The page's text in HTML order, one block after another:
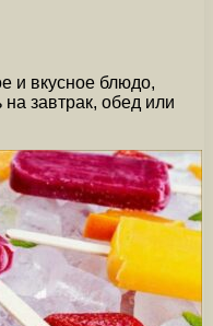
и вкусное блюдо,
завтрак, обед или